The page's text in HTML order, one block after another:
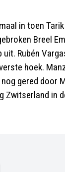
in toen
Breel
Rubén
hoek.
gered door
Zwitserland in